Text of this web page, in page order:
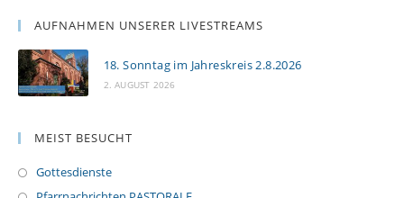
AUFNAHMEN UNSERER LIVESTREAMS
18. Sonntag im Jahreskreis 2.8.2026
2. AUGUST 2026
MEIST BESUCHT
Gottesdienste